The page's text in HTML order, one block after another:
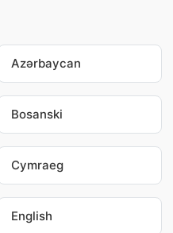
Azərbaycan
Bosanski
Cymraeg
English